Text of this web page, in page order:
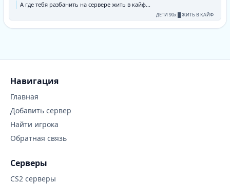
А где тебя разбанить на сервере жить в кайф...
ДЕТИ 90х █ ЖИТЬ В КАЙФ
Навигация
Главная
Добавить сервер
Найти игрока
Обратная связь
Серверы
CS2 серверы